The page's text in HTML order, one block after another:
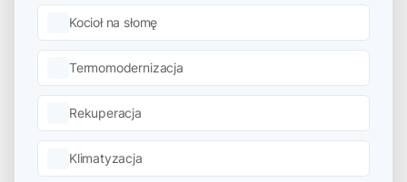
Kocioł na słomę
Termomodernizacja
Rekuperacja
Klimatyzacja